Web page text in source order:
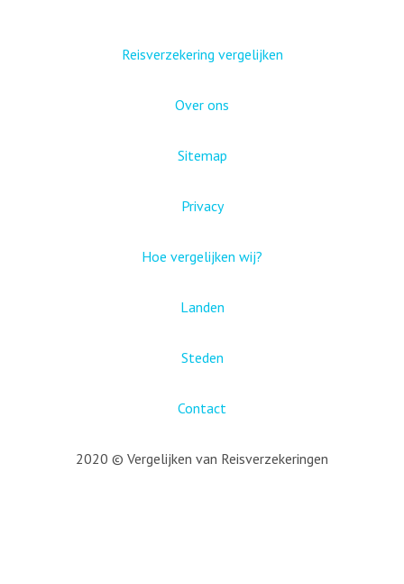
Reisverzekering vergelijken
Over ons
Sitemap
Privacy
Hoe vergelijken wij?
Landen
Steden
Contact
2020 © Vergelijken van Reisverzekeringen